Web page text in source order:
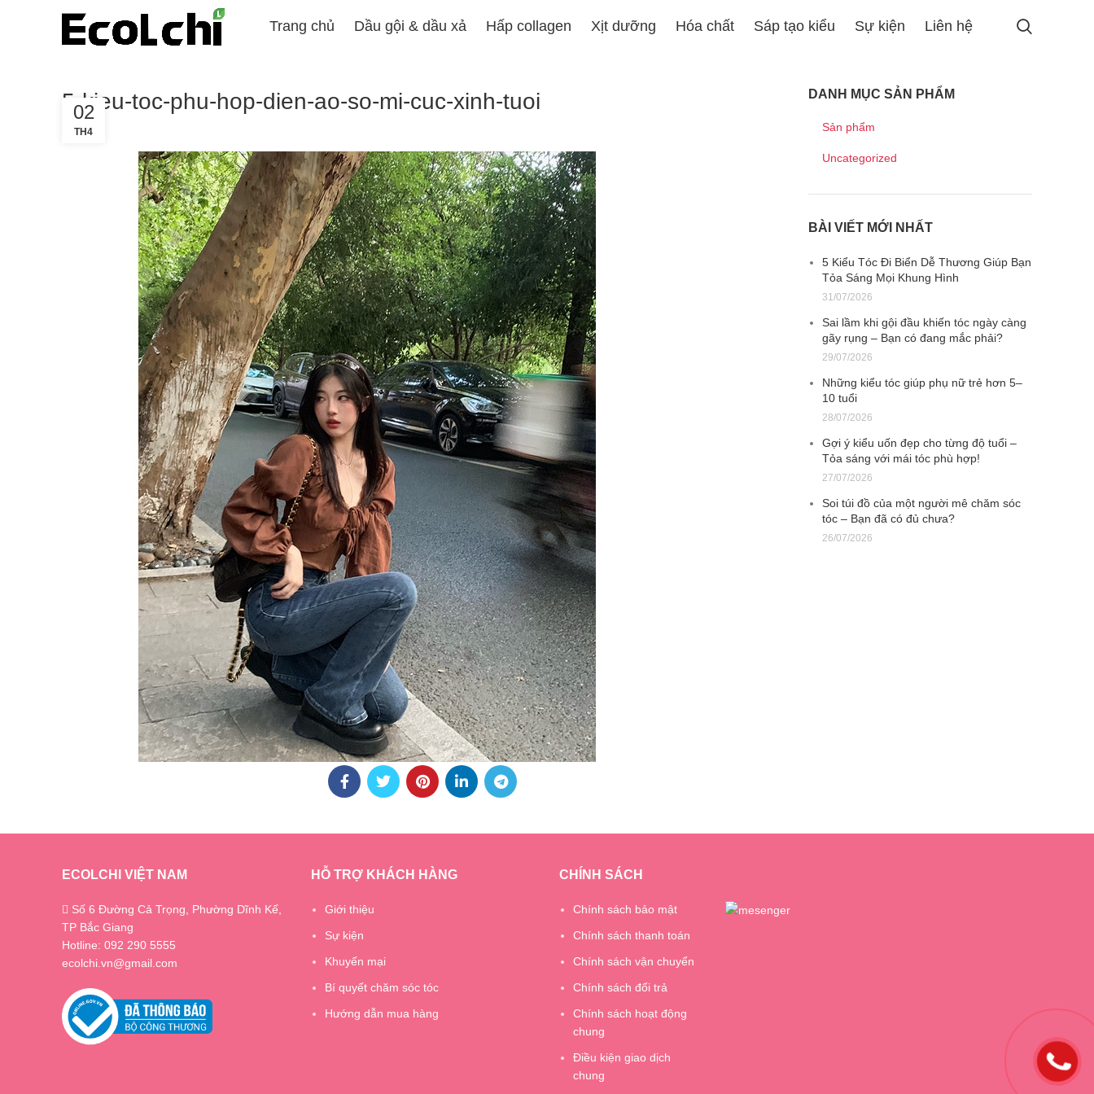
Trang chủ Dầu gội & dầu xả Hấp collagen Xịt dưỡng Hóa chất Sáp tạo kiểu Sự kiện Liên hệ
5-kieu-toc-phu-hop-dien-ao-so-mi-cuc-xinh-tuoi
02
TH4
DANH MỤC SẢN PHẨM
Sản phẩm
Uncategorized
BÀI VIẾT MỚI NHẤT
5 Kiểu Tóc Đi Biển Dễ Thương Giúp Bạn
Tỏa Sáng Mọi Khung Hình
31/07/2026
Sai lầm khi gội đầu khiến tóc ngày càng
gãy rụng – Bạn có đang mắc phải?
29/07/2026
Những kiểu tóc giúp phụ nữ trẻ hơn 5–
10 tuổi
28/07/2026
Gợi ý kiểu uốn đẹp cho từng độ tuổi –
Tỏa sáng với mái tóc phù hợp!
27/07/2026
Soi túi đồ của một người mê chăm sóc
tóc – Bạn đã có đủ chưa?
26/07/2026
ECOLCHI VIỆT NAM
Số 6 Đường Cả Trọng, Phường Dĩnh Kế,
TP Bắc Giang
Hotline: 092 290 5555
ecolchi.vn@gmail.com
HỖ TRỢ KHÁCH HÀNG
Giới thiệu
Sự kiện
Khuyến mại
Bí quyết chăm sóc tóc
Hướng dẫn mua hàng
CHÍNH SÁCH
Chính sách bảo mật
Chính sách thanh toán
Chính sách vận chuyển
Chính sách đổi trả
Chính sách hoạt động
chung
Điều kiện giao dịch
chung